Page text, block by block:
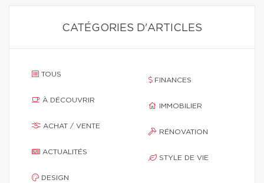
CATÉGORIES D'ARTICLES
TOUS
À DÉCOUVRIR
ACHAT / VENTE
ACTUALITÉS
DESIGN
FINANCES
IMMOBILIER
RÉNOVATION
STYLE DE VIE